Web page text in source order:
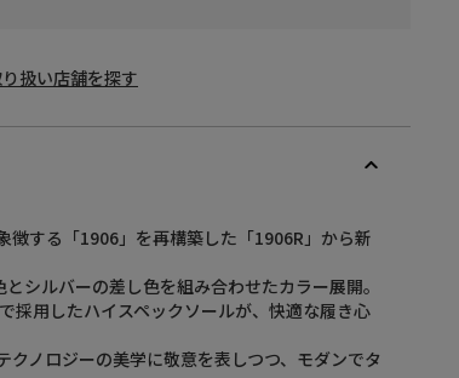
扱い店舗を探す
徴する「1906」を再構築した「1906R」から新
シルバーの差し色を組み合わせたカラー展開。
採用したハイスペックソールが、快適な履き心
ノロジーの美学に敬意を表しつつ、モダンでタ